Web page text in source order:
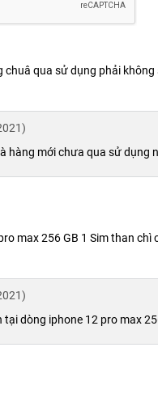
cho trải nghiệm xem
12 Pro Max 256GB
chuâ qua sử dụng phải không
hàng mới chưa qua sử dụng
max 256 GB 1 Sim than
tại dòng iphone 12 pro max